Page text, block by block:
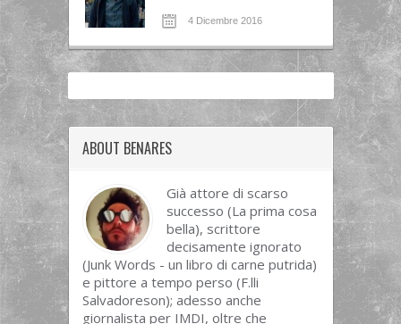
4 Dicembre 2016
ABOUT BENARES
Già attore di scarso
successo (La prima cosa
bella), scrittore
decisamente ignorato
(Junk Words - un libro di carne putrida)
e pittore a tempo perso (F.lli
Salvadoreson); adesso anche
giornalista per IMDI, oltre che